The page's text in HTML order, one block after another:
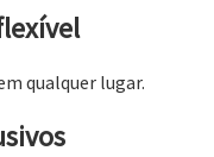
qualquer lugar.